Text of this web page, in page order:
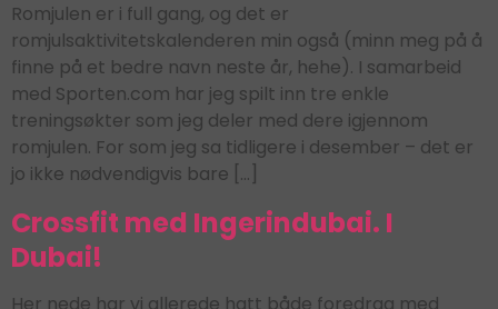
Romjulen er i full gang, og det er
romjulsaktivitetskalenderen min også (minn meg på å
finne på et bedre navn neste år, hehe). I samarbeid
med Sporten.com har jeg spilt inn tre enkle
treningsøkter som jeg deler med dere igjennom
romjulen. For som jeg sa tidligere i desember – det er
jo ikke nødvendigvis bare […]
Crossfit med Ingerindubai. I
Dubai!
Her nede har vi allerede hatt både foredrag med